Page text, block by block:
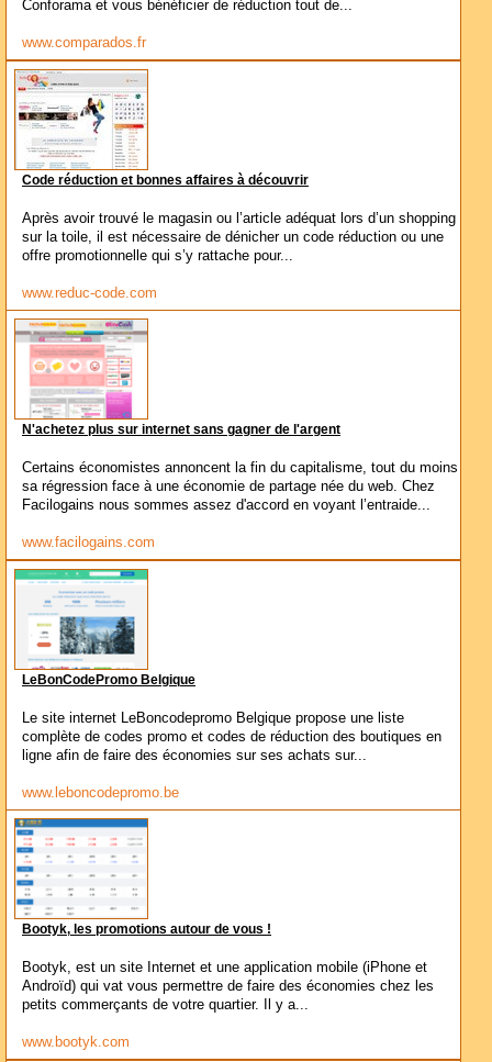
Conforama et vous bénéficier de réduction tout de...
www.comparados.fr
Code réduction et bonnes affaires à découvrir
Après avoir trouvé le magasin ou l’article adéquat lors d’un shopping
sur la toile, il est nécessaire de dénicher un code réduction ou une
offre promotionnelle qui s’y rattache pour...
www.reduc-code.com
N'achetez plus sur internet sans gagner de l'argent
Certains économistes annoncent la fin du capitalisme, tout du moins
sa régression face à une économie de partage née du web. Chez
Facilogains nous sommes assez d'accord en voyant l’entraide...
www.facilogains.com
LeBonCodePromo Belgique
Le site internet LeBoncodepromo Belgique propose une liste
complète de codes promo et codes de réduction des boutiques en
ligne afin de faire des économies sur ses achats sur...
www.leboncodepromo.be
Bootyk, les promotions autour de vous !
Bootyk, est un site Internet et une application mobile (iPhone et
Androïd) qui vat vous permettre de faire des économies chez les
petits commerçants de votre quartier. Il y a...
www.bootyk.com